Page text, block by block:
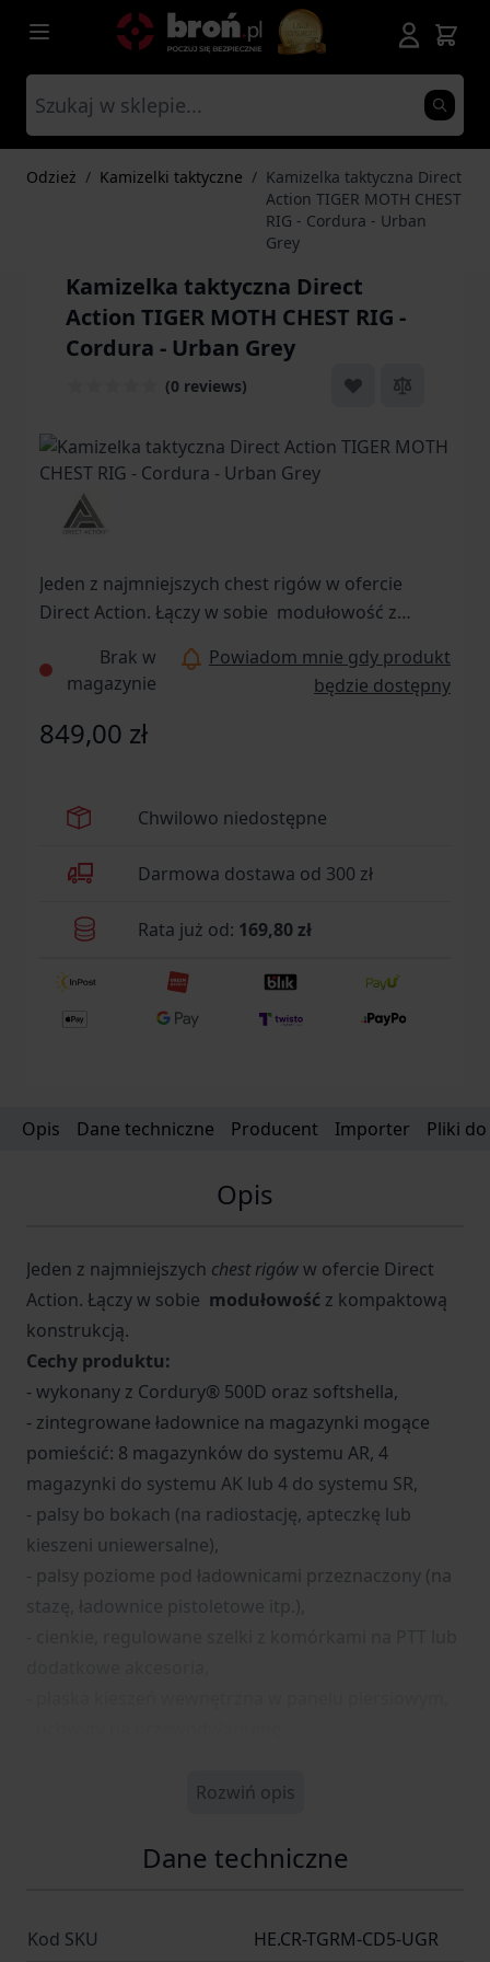
Przejdź do treści
Odzież / Kamizelki taktyczne / Kamizelka taktyczna Direct
Action TIGER MOTH CHEST
RIG - Cordura - Urban
Grey
Kamizelka taktyczna Direct
Action TIGER MOTH CHEST RIG -
Cordura - Urban Grey
(0 reviews)
Jeden z najmniejszych chest rigów w ofercie
Direct Action. Łączy w sobie modułowość z
Brak w
magazynie
Powiadom mnie gdy produkt
będzie dostępny
849,00 zł
Chwilowo niedostępne
Darmowa dostawa od 300 zł
Rata już od: 169,80 zł
Opis Dane techniczne Producent Importer Pliki
Opis
Jeden z najmniejszych chest rigóww ofercie Direct
Action. Łączy w sobie modułowość z kompaktową
konstrukcją.
Cechy produktu:
- wykonany z Cordury® 500D oraz softshella,
- zintegrowane ładownice na magazynki mogące
pomieścić: 8 magazynków do systemu AR, 4
magazynki do systemu AK lub 4 do systemu SR,
- palsy bo bokach (na radiostację, apteczkę lub
kieszeni uniewersalne),
- palsy poziome pod ładownicami przeznaczony (na
stazę, ładownice pistoletowe itp.),
Rozwiń opis
Dane techniczne
Kod SKU HE.CR-TGRM-CD5-UGR